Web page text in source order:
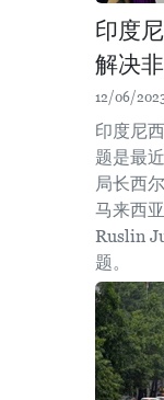
印度
解决
12/06/
印度尼
题是最
局长西
马来西
Ruslin
题。